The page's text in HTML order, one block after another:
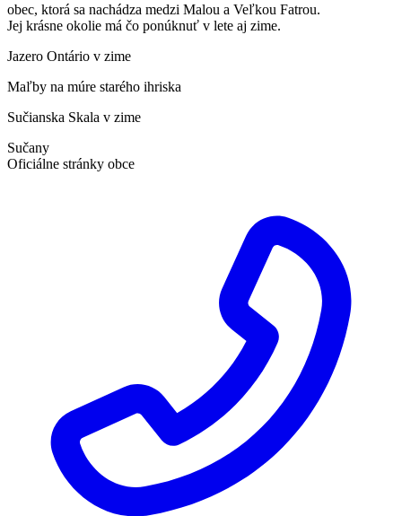
obec, ktorá sa nachádza medzi Malou a Veľkou Fatrou.
Jej krásne okolie má čo ponúknuť v lete aj zime.
Jazero Ontário v zime
Maľby na múre starého ihriska
Sučianska Skala v zime
Sučany
Oficiálne stránky obce